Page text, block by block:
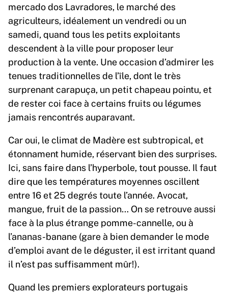
mercado dos Lavradores, le marché des
agriculteurs, idéalement un vendredi ou un
samedi, quand tous les petits exploitants
descendent à la ville pour proposer leur
production à la vente. Une occasion d’admirer les
tenues traditionnelles de l’île, dont le très
surprenant carapuça, un petit chapeau pointu, et
de rester coi face à certains fruits ou légumes
jamais rencontrés auparavant.
Car oui, le climat de Madère est subtropical, et
étonnament humide, réservant bien des surprises.
Ici, sans faire dans l’hyperbole, tout pousse. Il faut
dire que les températures moyennes oscillent
entre 16 et 25 degrés toute l’année. Avocat,
mangue, fruit de la passion… On se retrouve aussi
face à la plus étrange pomme-cannelle, ou à
l’ananas-banane (gare à bien demander le mode
d’emploi avant de le déguster, il est irritant quand
il n’est pas suffisamment mûr!).
Quand les premiers explorateurs portugais